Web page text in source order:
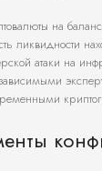
на
ликвидности
атаки на